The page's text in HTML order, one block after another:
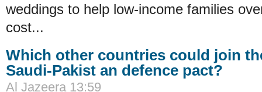
weddings to help low-income families
cost...
Which other countries could join
Saudi-Pakist an defence pact?
Al Jazeera 13:59